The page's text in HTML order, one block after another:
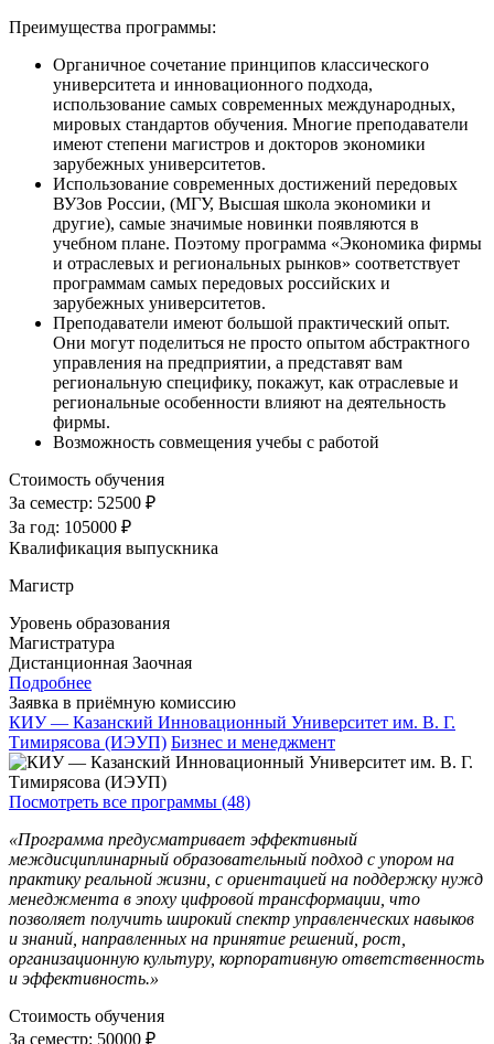
Преимущества программы:
Органичное сочетание принципов классического
университета и инновационного подхода,
использование самых современных международных,
мировых стандартов обучения. Многие преподаватели
имеют степени магистров и докторов экономики
зарубежных университетов.
Использование современных достижений передовых
ВУЗов России, (МГУ, Высшая школа экономики и
другие), самые значимые новинки появляются в
учебном плане. Поэтому программа «Экономика фирмы
и отраслевых и региональных рынков» соответствует
программам самых передовых российских и
зарубежных университетов.
Преподаватели имеют большой практический опыт.
Они могут поделиться не просто опытом абстрактного
управления на предприятии, а представят вам
региональную специфику, покажут, как отраслевые и
региональные особенности влияют на деятельность
фирмы.
Возможность совмещения учебы с работой
Стоимость обучения
За семестр: 52500 ₽
За год: 105000 ₽
Квалификация выпускника
Магистр
Уровень образования
Магистратура
Дистанционная Заочная
Подробнее
Заявка в приёмную комиссию
КИУ — Казанский Инновационный Университет им. В. Г.
Тимирясова (ИЭУП) Бизнес и менеджмент
Посмотреть все программы (48)
«Программа предусматривает эффективный
междисциплинарный образовательный подход с упором на
практику реальной жизни, с ориентацией на поддержку нужд
менеджмента в эпоху цифровой трансформации, что
позволяет получить широкий спектр управленческих навыков
и знаний, направленных на принятие решений, рост,
организационную культуру, корпоративную ответственность
и эффективность.»
Стоимость обучения
За семестр: 50000 ₽